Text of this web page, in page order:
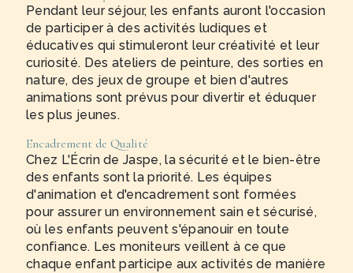
Pendant leur séjour, les enfants auront l'occasion
de participer à des activités ludiques et
éducatives qui stimuleront leur créativité et leur
curiosité. Des ateliers de peinture, des sorties en
nature, des jeux de groupe et bien d'autres
animations sont prévus pour divertir et éduquer
les plus jeunes.
Encadrement de Qualité
Chez L'Écrin de Jaspe, la sécurité et le bien-être
des enfants sont la priorité. Les équipes
d'animation et d'encadrement sont formées
pour assurer un environnement sain et sécurisé,
où les enfants peuvent s'épanouir en toute
confiance. Les moniteurs veillent à ce que
chaque enfant participe aux activités de manière